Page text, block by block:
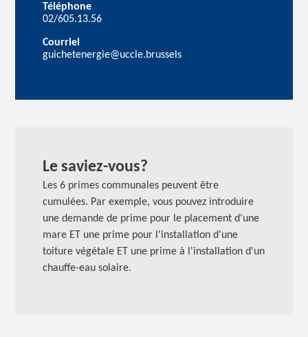
Téléphone
02/605.13.56
Courriel
guichetenergie@uccle.brussels
Le saviez-vous?
Les 6 primes communales peuvent être
cumulées. Par exemple, vous pouvez introduire
une demande de prime pour le placement d'une
mare ET une prime pour l'installation d'une
toiture végétale ET une prime à l'installation d'un
chauffe-eau solaire.